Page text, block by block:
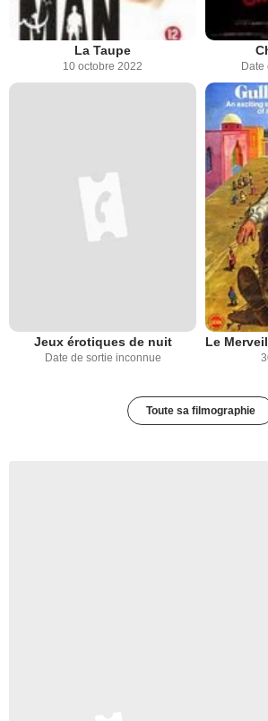
La Taupe
10 octobre 2022 Date
Jeux érotiques de nuit
Date de sortie inconnue
Toute sa filmographie